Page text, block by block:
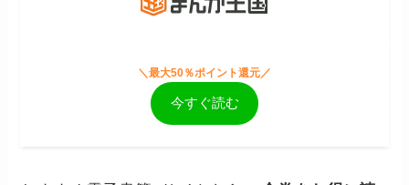
＼最大50％ポイント還元／
今すぐ読む